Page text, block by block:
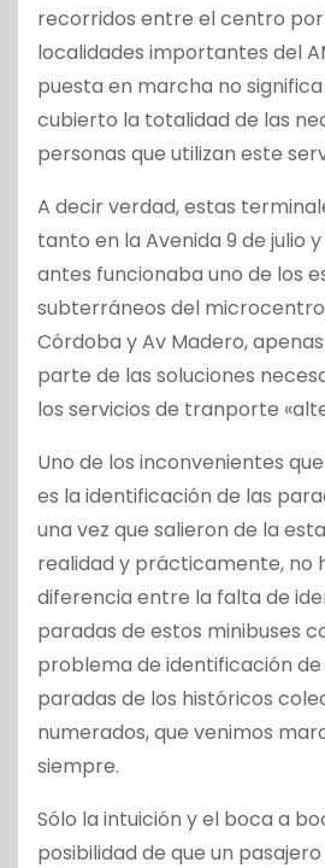
recorridos entre el centro
localidades importantes del
puesta en marcha no
cubierto la totalidad de las
personas que utilizan este
A decir verdad, estas
tanto en la Avenida 9 de julio
antes funcionaba uno de los
subterráneos del
Córdoba y Av Madero,
parte de las soluciones
los servicios de tranporte
Uno de los inconvenientes
es la identificación de las
una vez que salieron de la
realidad y prácticamente, no
diferencia entre la falta de
paradas de estos minibuses
problema de identificación
paradas de los históricos
numerados, que venimos
siempre.
Sólo la intuición y el boca a
posibilidad de que un